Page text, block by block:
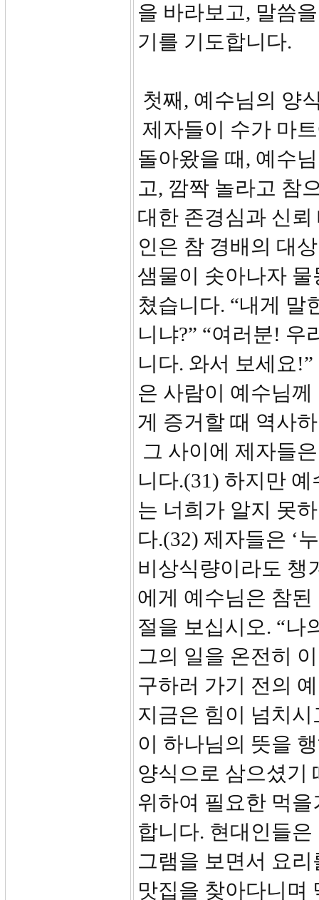
을 바라보고, 말씀
기를 기도합니다.
첫째, 예수님의 양
제자들이 수가 마
돌아왔을 때, 예수
고, 깜짝 놀라고 참
대한 존경심과 신
인은 참 경배의 대
샘물이 솟아나자
쳤습니다. “내게 말
니냐?” “여러분!
니다. 와서 보세요
은 사람이 예수님
게 증거할 때 역사
그 사이에 제자들
니다.(31) 하지만
는 너희가 알지 못
다.(32) 제자들은 ‘
비상식량이라도 챙
에게 예수님은 참
절을 보십시오. “나
그의 일을 온전히
구하러 가기 전의
지금은 힘이 넘치
이 하나님의 뜻을
양식으로 삼으셨기
위하여 필요한 먹
합니다. 현대인들
그램을 보면서 요
맛집을 찾아다니며